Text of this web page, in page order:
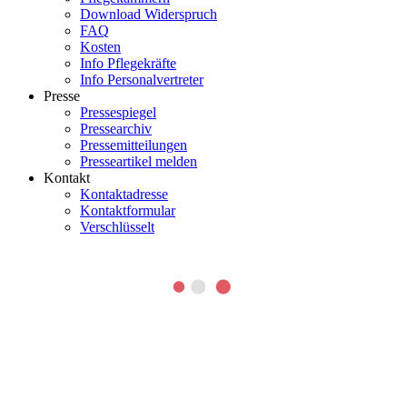
Download Widerspruch
FAQ
Kosten
Info Pflegekräfte
Info Personalvertreter
Presse
Pressespiegel
Pressearchiv
Pressemitteilungen
Presseartikel melden
Kontakt
Kontaktadresse
Kontaktformular
Verschlüsselt